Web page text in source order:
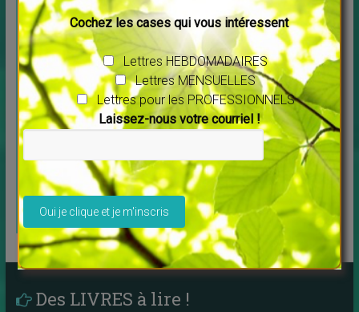
QUARTZPROD COMMUNICATION
VOUS PROPOSE
QUI JE SUIS
Ce que je
propose aux
Spécialement
pour les
THERAPEUTES
SITE-PLAQUETTES-CARTES
PROS et autres conseils :
c’est ici !
Des LIVRES à lire !
Cochez les cases qui vous intéressent
Lettres HEBDOMADAIRES
Lettres MENSUELLES
Lettres pour les PROFESSIONNELS
Laissez-nous votre courriel !
Veuillez laisser ce champ vide.